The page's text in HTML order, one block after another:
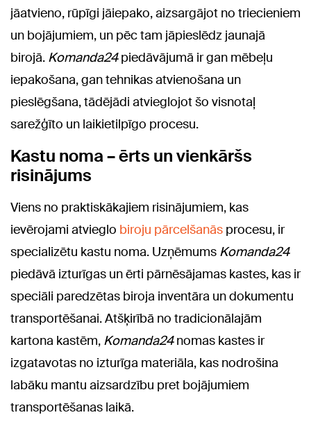
jāatvieno, rūpīgi jāiepako, aizsargājot no triecieniem
un bojājumiem, un pēc tam jāpieslēdz jaunajā
birojā. Komanda24piedāvājumā ir gan mēbeļu
iepakošana, gan tehnikas atvienošana un
pieslēgšana, tādējādi atvieglojot šo visnotaļ
sarežģīto un laikietilpīgo procesu.
Kastu noma – ērts un vienkāršs
risinājums
Viens no praktiskākajiem risinājumiem, kas
ievērojami atvieglo biroju pārcelšanās procesu, ir
specializētu kastu noma. Uzņēmums Komanda24
piedāvā izturīgas un ērti pārnēsājamas kastes, kas ir
speciāli paredzētas biroja inventāra un dokumentu
transportēšanai. Atšķirībā no tradicionālajām
kartona kastēm, Komanda24nomas kastes ir
izgatavotas no izturīga materiāla, kas nodrošina
labāku mantu aizsardzību pret bojājumiem
transportēšanas laikā.